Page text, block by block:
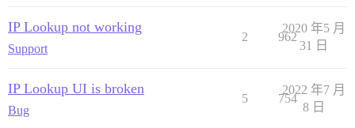
IP Lookup not working
Support
2 962
2020 年5 月
31 日
IP Lookup UI is broken
Bug
5 754
2022 年7 月
8 日